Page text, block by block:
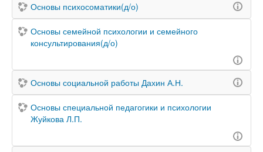
Основы психосоматики(д/о)
Основы семейной психологии и семейного
консультирования(д/о)
Основы социальной работы Дахин А.Н.
Основы специальной педагогики и психологии
Жуйкова Л.П.